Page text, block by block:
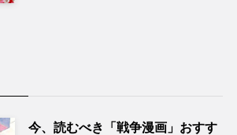
今、読むべき「戦争漫画」おすす